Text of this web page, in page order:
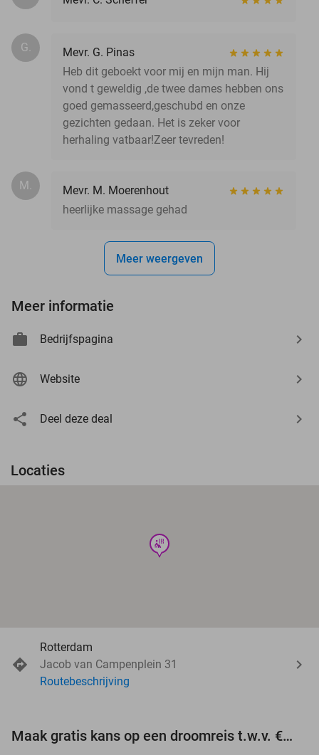
G.
Mevr. G. Pinas
Heb dit geboekt voor mij en mijn man. Hij
vond t geweldig ,de twee dames hebben ons
goed gemasseerd,geschubd en onze
gezichten gedaan. Het is zeker voor
herhaling vatbaar!Zeer tevreden!
M.
Mevr. M. Moerenhout
heerlijke massage gehad
Meer weergeven
Meer informatie
Bedrijfspagina
Website
Deel deze deal
Locaties
wellness
Rotterdam
Jacob van Campenplein 31
Routebeschrijving
Maak gratis kans op een droomreis t.w.v. €3.000!